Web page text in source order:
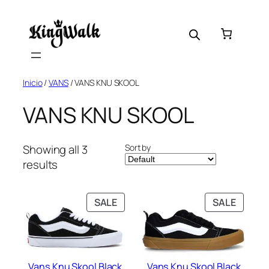
content
Inicio/VANS/ VANS KNU SKOOL
VANS KNU SKOOL
Showing all 3
results
Sort by
SALEPRODUCT
ON
SALE
SALE
ON
SALE